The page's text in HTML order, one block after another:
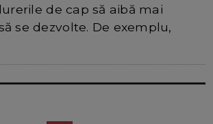
de cap să aibă mai
se dezvolte. De exemplu,